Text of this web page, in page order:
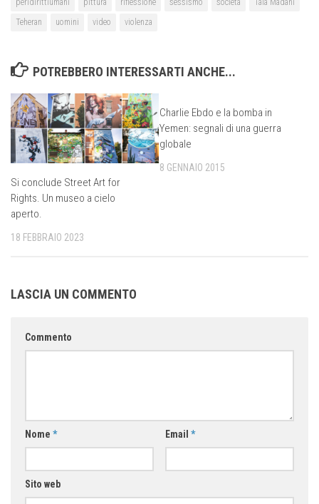
Teheran
uomini video violenza
POTREBBERO INTERESSARTI ANCHE...
Si conclude Street Art for
Rights. Un museo a cielo
aperto.
18 FEBBRAIO 2023
Charlie Ebdo e la bomba in
Yemen: segnali di una guerra
globale
8 GENNAIO 2015
LASCIA UN COMMENTO
Commento
Nome * Email *
Sito web